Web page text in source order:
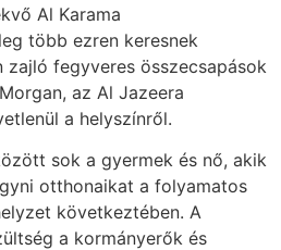
Al Karama
több ezren keresnek
zajló fegyveres összecsapások
az Al Jazeera
a helyszínről.
sok a gyermek és nő, akik
otthonaikat a folyamatos
következtében. A
a kormányerők és